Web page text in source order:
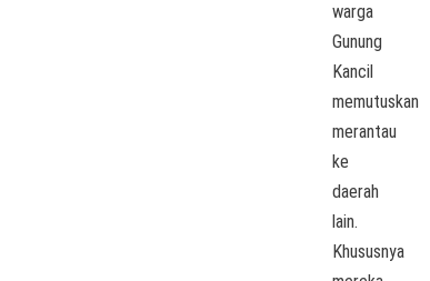
warga
Gunung
Kancil
memutuskan
merantau
ke
daerah
lain.
Khususnya